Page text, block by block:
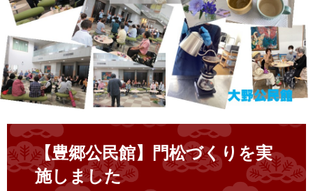
本
文
【豊郷公民館】門松づくりを実
施しました